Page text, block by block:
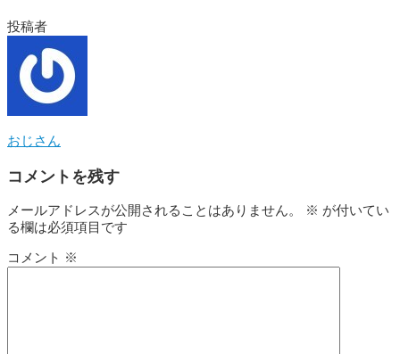
投稿者
おじさん
コメントを残す
メールアドレスが公開されることはありません。 ※ が付いてい
る欄は必須項目です
コメント ※